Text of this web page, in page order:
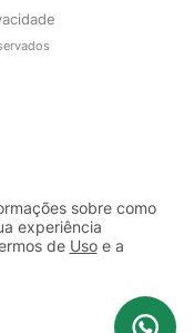
sobre como
experiência
de Usoe a